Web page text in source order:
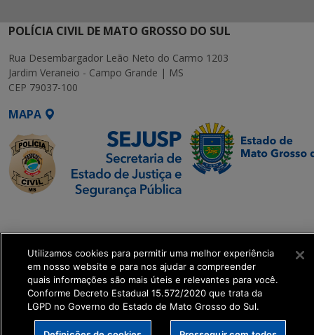
POLÍCIA CIVIL DE MATO GROSSO DO SUL
Rua Desembargador Leão Neto do Carmo 1203
Jardim Veraneio - Campo Grande | MS
CEP 79037-100
MAPA
Executiva de
Transformação Digital
get_footer();
Utilizamos cookies para permitir uma melhor experiência
em nosso website e para nos ajudar a compreender
quais informações são mais úteis e relevantes para você.
Conforme Decreto Estadual 15.572/2020 que trata da
LGPD no Governo do Estado de Mato Grosso do Sul.